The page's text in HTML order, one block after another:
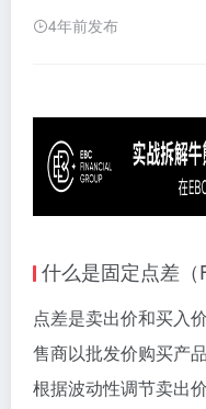
4年前发布
什么是固定点差（
点差是卖出价和买入
售商以批发价购买产
根据波动性调节卖出